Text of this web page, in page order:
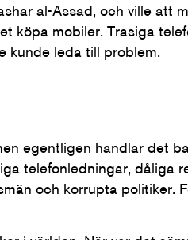
al-Assad, och ville att
köpa mobiler. Trasiga
kunde leda till problem.
egentligen handlar det
telefonledningar, dåliga
och korrupta politiker.